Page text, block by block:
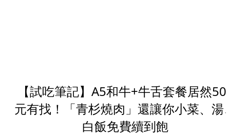
【試吃筆記】A5和牛+牛舌套餐居然
元有找！「青杉燒肉」還讓你小菜、湯
白飯免費續到飽